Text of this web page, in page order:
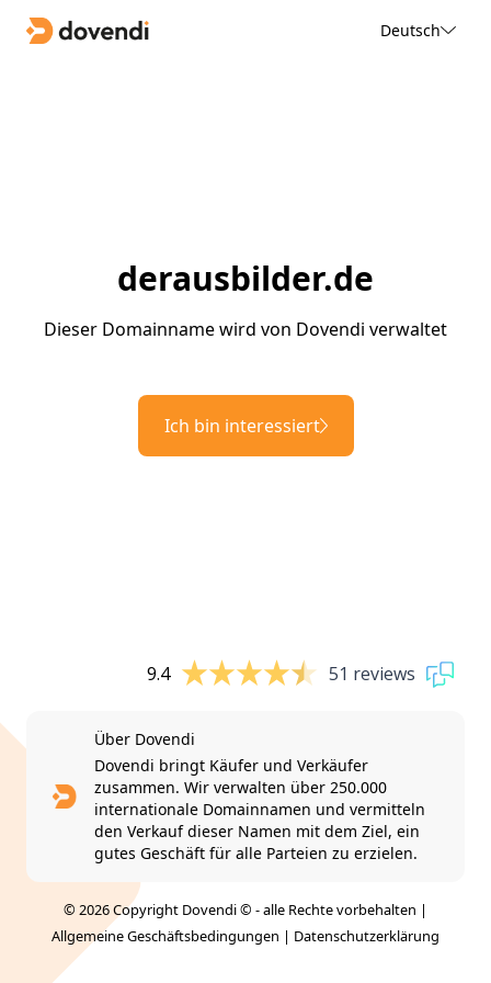
Deutsch
derausbilder.de
Dieser Domainname wird von Dovendi verwaltet
Ich bin interessiert
9.4 51 reviews
Über Dovendi
Dovendi bringt Käufer und Verkäufer
zusammen. Wir verwalten über 250.000
internationale Domainnamen und vermitteln
den Verkauf dieser Namen mit dem Ziel, ein
gutes Geschäft für alle Parteien zu erzielen.
© 2026 Copyright Dovendi © - alle Rechte vorbehalten |
Allgemeine Geschäftsbedingungen | Datenschutzerklärung